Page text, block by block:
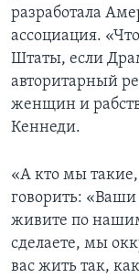
разработала
ассоциация.
Штаты, если
авторитарный
женщин и
Кеннеди.
«А кто мы
говорить: «Ваши
живите по
сделаете, мы
вас жить так,